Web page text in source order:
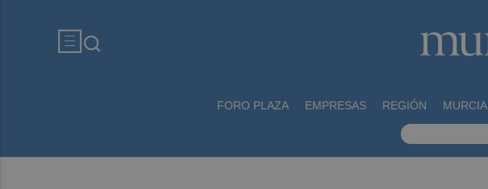
FORO PLAZA EMPRESAS REGIÓN MURCIA